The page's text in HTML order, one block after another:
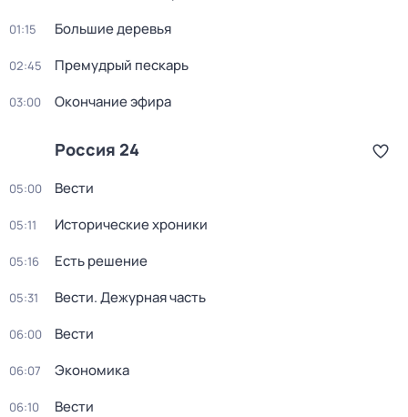
01:15 Большие деревья
02:45 Премудрый пескарь
03:00 Окончание эфира
Россия 24
05:00 Вести
05:11 Исторические хроники
05:16 Есть решение
05:31 Вести. Дежурная часть
06:00 Вести
06:07 Экономика
06:10 Вести